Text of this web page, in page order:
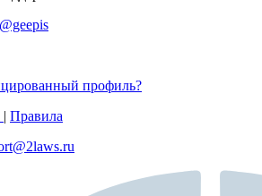
@geepis
профиль?
| Правила